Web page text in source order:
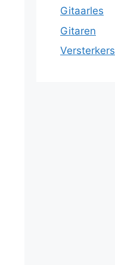
Gitaarles
Gitaren
Versterkers